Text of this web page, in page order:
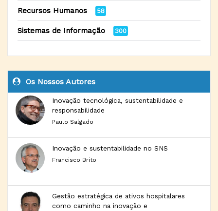
Recursos Humanos 58
Sistemas de Informação 300
Os Nossos Autores
Inovação tecnológica, sustentabilidade e
responsabilidade
Paulo Salgado
Inovação e sustentabilidade no SNS
Francisco Brito
Gestão estratégica de ativos hospitalares
como caminho na inovação e